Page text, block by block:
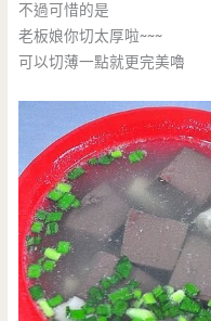
不過可惜的是
老板娘你切太厚啦~~~
可以切薄一點就更完美嚕